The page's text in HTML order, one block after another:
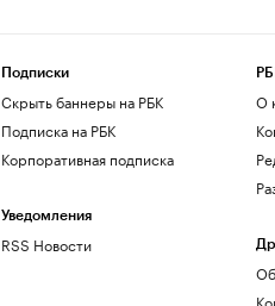
Подписки
Скрыть баннеры на РБК
Подписка на РБК
Корпоративная подписка
Уведомления
RSS Новости
О